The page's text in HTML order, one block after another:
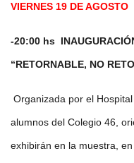
VIERNES 19 DE AGOSTO
-20:00 hs
“RETORNABLE, NO
Organizada por el
alumnos del Colegio 46,
exhibirán en la muestra,